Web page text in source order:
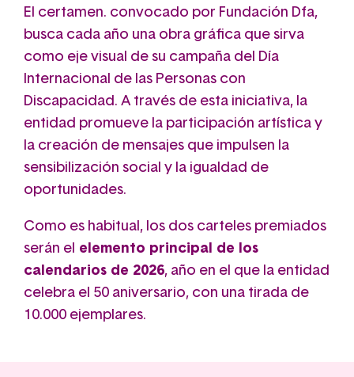
El certamen. convocado por Fundación Dfa,
busca cada año una obra gráfica que sirva
como eje visual de su campaña del Día
Internacional de las Personas con
Discapacidad. A través de esta iniciativa, la
entidad promueve la participación artística y
la creación de mensajes que impulsen la
sensibilización social y la igualdad de
oportunidades.
Como es habitual, los dos carteles premiados
serán el elemento principal de los
calendarios de 2026, año en el que la entidad
celebra el 50 aniversario, con una tirada de
10.000 ejemplares.